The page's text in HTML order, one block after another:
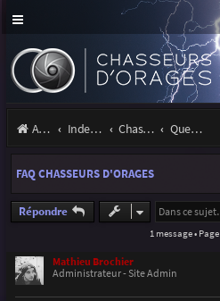
Accueil Index du forum Chasseurs d'Orages Questions & suggestions
FAQ CHASSEURS D'ORAGES
Répondre
1 message • Page
Mathieu Brochier
Administrateur - Site Admin